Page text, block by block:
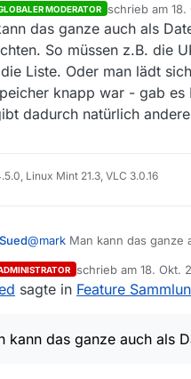
Ich persönlich finde 1 GB
Ich bin kein Programmierer,
muss. Ich scrolle eigentlich
es unter Linux und KDE
einer Datenbank speichern.
welche Sender nicht im
MODERATOR schrieb am 18.
zuletzt editiert
das ganze auch als
So müssen z.B. die
Liste. Oder man lädt
knapp war - gab
dadurch natürlich
Linux Mint 21.3, VLC 3.0.16
@mark Man kann das ganze
ein Pointer in die Liste. Oder
Früher - als Speicher knapp
schrieb am 18. Okt.
zuletzt editiert von
sagte in Feature
kann das ganze auch als